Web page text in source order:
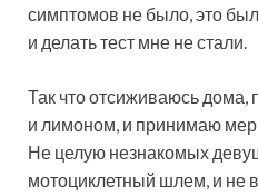
симптомов не было, это
и делать тест мне не стали.
Так что отсиживаюсь дома,
и лимоном, и принимаю
Не целую незнакомых
мотоциклетный шлем, и не